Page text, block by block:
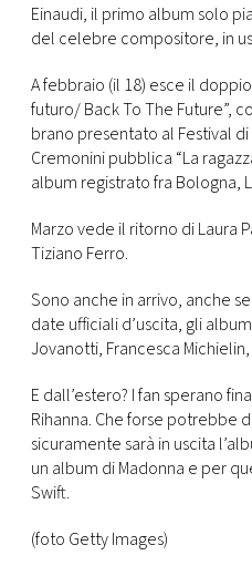
CONSIGLIA
Einaudi, il primo album solo
del celebre compositore, in
A febbraio (il 18) esce il
futuro/ Back To The Future”,
brano presentato al Festival
Cremonini pubblica “La
album registrato fra Bologna,
Marzo vede il ritorno di Laura
Tiziano Ferro.
Sono anche in arrivo, anche
date ufficiali d’uscita, gli
Jovanotti, Francesca
E dall’estero? I fan sperano
Rihanna. Che forse potrebbe
sicuramente sarà in uscita
un album di Madonna e per
Swift.
(foto Getty Images)